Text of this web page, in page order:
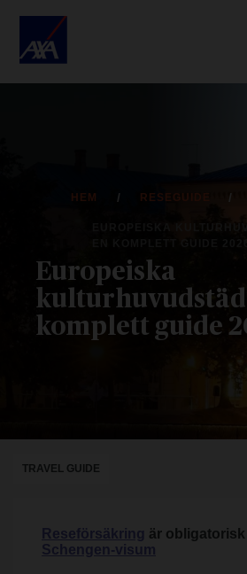
HEM RESEGUIDE
Europeiska
komplett guide
TRAVEL GUIDE
Reseförsäkring är obligatorisk
Schengen-visum